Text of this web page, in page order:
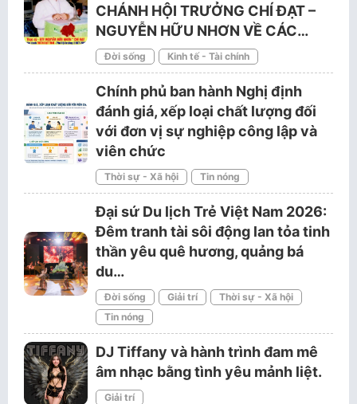
CHÁNH HỘI TRƯỞNG CHÍ ĐẠT –
NGUYỄN HỮU NHƠN VỀ CÁC…
Đời sống Kinh tế - Tài chính
Chính phủ ban hành Nghị định
đánh giá, xếp loại chất lượng đối
với đơn vị sự nghiệp công lập và
viên chức
Thời sự - Xã hội Tin nóng
Đại sứ Du lịch Trẻ Việt Nam 2026:
Đêm tranh tài sôi động lan tỏa tinh
thần yêu quê hương, quảng bá
du…
Đời sống Giải trí
Thời sự - Xã hội
Tin nóng
DJ Tiffany và hành trình đam mê
âm nhạc bằng tình yêu mảnh liệt.
Giải trí